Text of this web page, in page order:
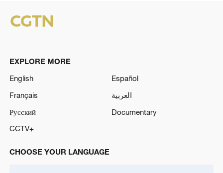
EXPLORE MORE
English
Español
Français
العربية
Русский
Documentary
CCTV+
CHOOSE YOUR LANGUAGE